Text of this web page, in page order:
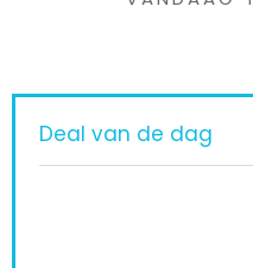
Deal van de dag